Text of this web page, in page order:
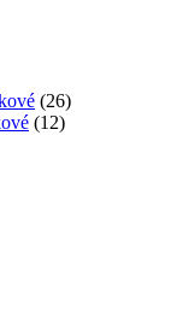
(26)
(12)